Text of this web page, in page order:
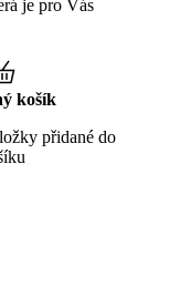
je pro Vás
košík
přidané do